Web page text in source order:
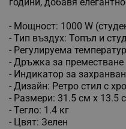
- Мощност: 1000 W
- Тип въздух: Топъл и
- Регулируема
- Дръжка за преместване
- Индикатор за
- Дизайн: Ретро стил с
- Размери: 31.5 см х 13.5
- Тегло: 1.4 кг
- Цвят: Зелен